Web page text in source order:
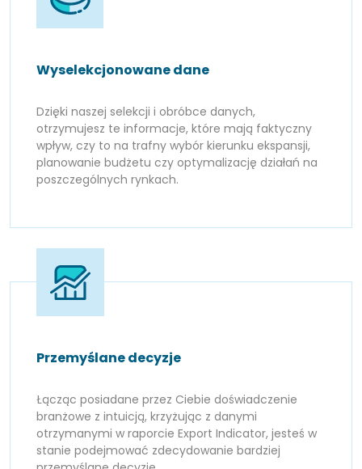
Wyselekcjonowane dane
Dzięki naszej selekcji i obróbce danych,
otrzymujesz te informacje, które mają faktyczny
wpływ, czy to na trafny wybór kierunku ekspansji,
planowanie budżetu czy optymalizację działań na
poszczególnych rynkach.
Przemyślane decyzje
Łącząc posiadane przez Ciebie doświadczenie
branżowe z intuicją, krzyżując z danymi
otrzymanymi w raporcie Export Indicator, jesteś w
stanie podejmować zdecydowanie bardziej